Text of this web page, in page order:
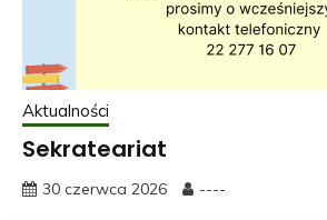
Aktualności
Sekrateariat
30 czerwca 2026 ----